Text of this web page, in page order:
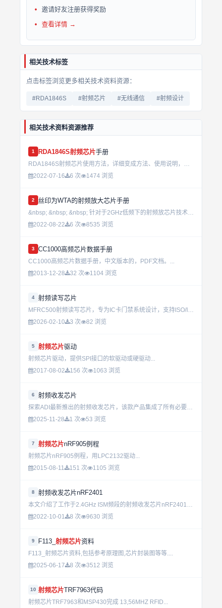
邀请好友注册获得奖励
查看详情 →
相关技术标签
点击标签浏览更多相关技术资料资源：
#RDA1846S #射频芯片 #无线通信 #射频设计
相关技术资料资源推荐
1 RDA1846S射频芯片手册
RDA1846S射频芯片使用方法，详细变成方法、使用说明，可迅速上手。...
2022-07-16
6 次 1474 浏览
2 丝印为WTA的射频放大芯片手册
&nbsp; &nbsp; &nbsp; 针对于2GHz低频下的射频放芯片技术手册，芯片选型等具有很高的参考作用。里面专门介绍了针对900MHz和433MHZ的电路搭建参考指南，能够有效的帮助大家快速...
2022-08-22
6 次 8535 浏览
3 CC1000高频芯片数据手册
CC1000高频芯片数据手册，中文版本的，PDF文档。...
2013-12-28
32 次 1104 浏览
4 射频读写芯片
MFRC500射频读写芯片，专为IC卡门禁系统设计，支持ISO/IEC 14443A协议，可直接用于工业级门禁项目，经过多个实际场景验证，具备高稳定性和抗干扰能力。...
2026-02-10
3 次 82 浏览
5 射频芯片驱动
射频芯片驱动，提供SPI接口的软驱动或硬驱动...
2017-08-02
156 次 1063 浏览
6 射频收发芯片
探索ADI最新推出的射频收发芯片，该款产品集成了所有必要的功能模块，为您的无线通信项目提供一站式解决方案。无论是对于物联网设备、智能家居还是专业级的无线网络基础设施建设，这款芯片都能展现出卓越性能与高...
2025-11-28
1 次 53 浏览
7 射频芯片nRF905例程
射频芯片nRF905例程，用LPC2132驱动...
2015-08-11
151 次 1105 浏览
8 射频收发芯片nRF2401
本文介绍了工作于2.4GHz ISM频段的射频收发芯片nRF2401的芯片结构、引脚功能、工作模式、 接收与发送的工作流程，详细描述了nRF2401的器件配置，给出了应用电路图，分析了PCB设计时应该...
2022-10-01
8 次 9630 浏览
9 F113_ 射频芯片资料
F113_射频芯片资料,包括参考原理图,芯片封装图等等....
2025-06-17
8 次 3512 浏览
10 射频芯片TRF7963代码
射频芯片TRF7963和MSP430完成 13,56MHZ RFID...